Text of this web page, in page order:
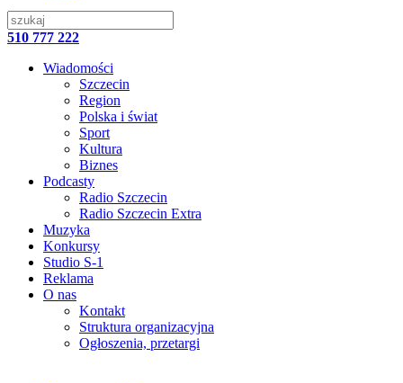
510 777 222
Wiadomości
Szczecin
Region
Polska i świat
Sport
Kultura
Biznes
Podcasty
Radio Szczecin
Radio Szczecin Extra
Muzyka
Konkursy
Studio S-1
Reklama
O nas
Kontakt
Struktura organizacyjna
Ogłoszenia, przetargi